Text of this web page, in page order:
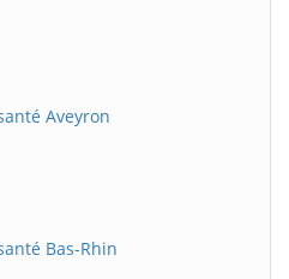
Aveyron
Bas-Rhin